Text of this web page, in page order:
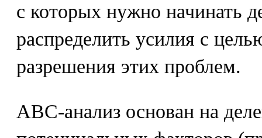
с которых нужно начинать
распределить усилия с
разрешения этих проблем.
АВС-анализ основан на